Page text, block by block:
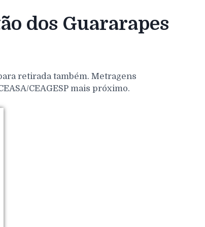
dos Guararapes
retirada também. Metragens
CEAGESP mais próximo.